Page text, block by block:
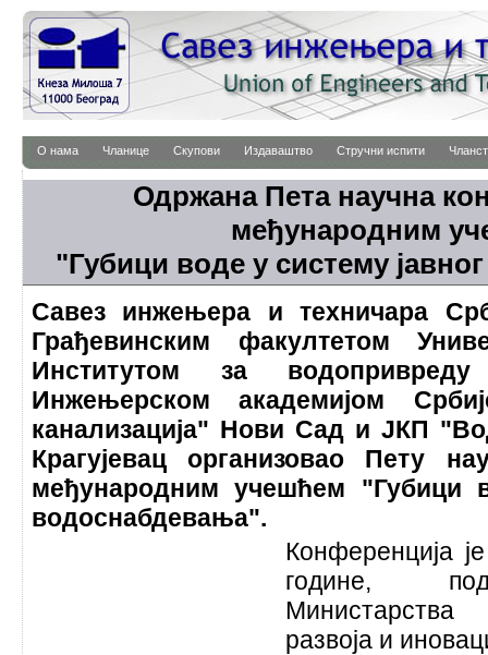
О нама Чланице Скупови Издаваштво Стручни испити
Одржана Пета научна
међународним
"Губици воде у систему
Савез инжењера и техничара
Грађевинским факултетом
Институтом за
Инжењерском академијом
канализација" Нови Сад и ЈКП
Крагујевац организовао Пету
међународним учешћем "Губици
водоснабдевања".
Конференција
године,
развоја и